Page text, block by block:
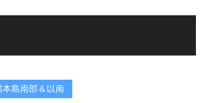
本島南部＆以南